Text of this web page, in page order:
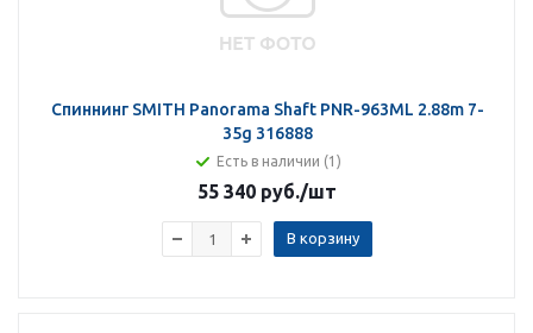
Спиннинг SMITH Panorama Shaft PNR-963ML 2.88m 7-
35g 316888
Есть в наличии (1)
55 340 руб./шт
В корзину